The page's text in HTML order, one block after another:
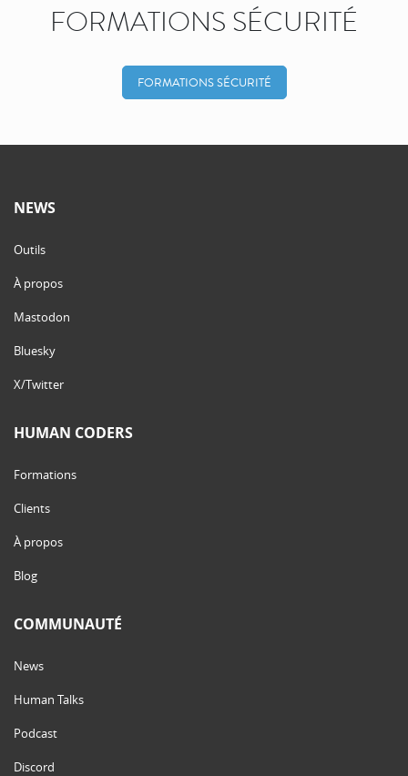
FORMATIONS SÉCURITÉ
FORMATIONS SÉCURITÉ
NEWS
Outils
À propos
Mastodon
Bluesky
X/Twitter
HUMAN CODERS
Formations
Clients
À propos
Blog
COMMUNAUTÉ
News
Human Talks
Podcast
Discord